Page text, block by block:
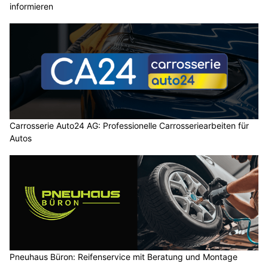
informieren
Carrosserie Auto24 AG: Professionelle Carrosseriearbeiten für
Autos
Pneuhaus Büron: Reifenservice mit Beratung und Montage